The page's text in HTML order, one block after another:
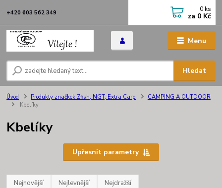
Menu
Hledat
+420 603 562 349 0 ks
za 0 Kč
Úvod Produkty značkek Zfish, NGT, Extra Carp
CAMPING A OUTDOOR
Kbelíky
Kbelíky
Upřesnit parametry
Nejnovější Nejlevnější Nejdražší